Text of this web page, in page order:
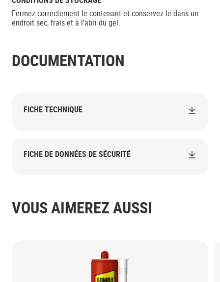
Fermez correctement le contenant et conservez-le dans un
endroit sec, frais et à l'abri du gel.
DOCUMENTATION
FICHE TECHNIQUE
FICHE DE DONNÉES DE SÉCURITÉ
VOUS AIMEREZ AUSSI